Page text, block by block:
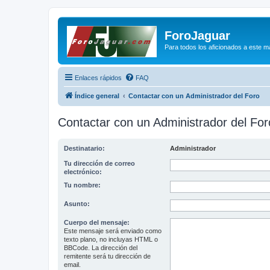
ForoJaguar
Para todos los aficionados a este
Enlaces rápidos FAQ
Índice general Contactar con un Administrador del Foro
Contactar con un Administrador del
Destinatario: Administrador
Tu dirección de correo
electrónico:
Tu nombre:
Asunto:
Cuerpo del mensaje:
Este mensaje será enviado como
texto plano, no incluyas HTML o
BBCode. La dirección del
remitente será tu dirección de
email.